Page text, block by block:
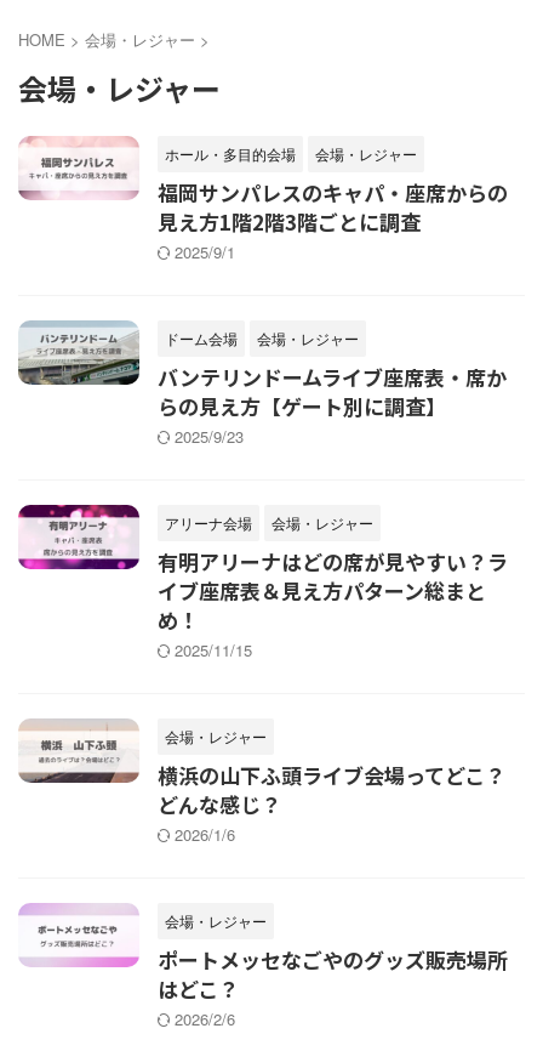
HOME > 会場・レジャー >
会場・レジャー
ホール・多目的会場 会場・レジャー
福岡サンパレスのキャパ・座席からの
見え方1階2階3階ごとに調査
2025/9/1
ドーム会場 会場・レジャー
バンテリンドームライブ座席表・席か
らの見え方【ゲート別に調査】
2025/9/23
アリーナ会場 会場・レジャー
有明アリーナはどの席が見やすい？ラ
イブ座席表＆見え方パターン総まと
め！
2025/11/15
会場・レジャー
横浜の山下ふ頭ライブ会場ってどこ？
どんな感じ？
2026/1/6
会場・レジャー
ポートメッセなごやのグッズ販売場所
はどこ？
2026/2/6